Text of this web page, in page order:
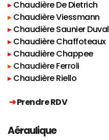
▸ Chaudière De Dietrich
▸Chaudière Viessmann
▸ Chaudière Saunier Duval
▸Chaudière Chaffoteaux
▸ Chaudière Chappee
▸Chaudière Ferroli
▸ Chaudière Riello
➔ Prendre RDV
Aéraulique